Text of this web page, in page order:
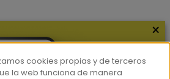
Hemeroteca
×
cookies propias y de terceros
la web funciona de manera